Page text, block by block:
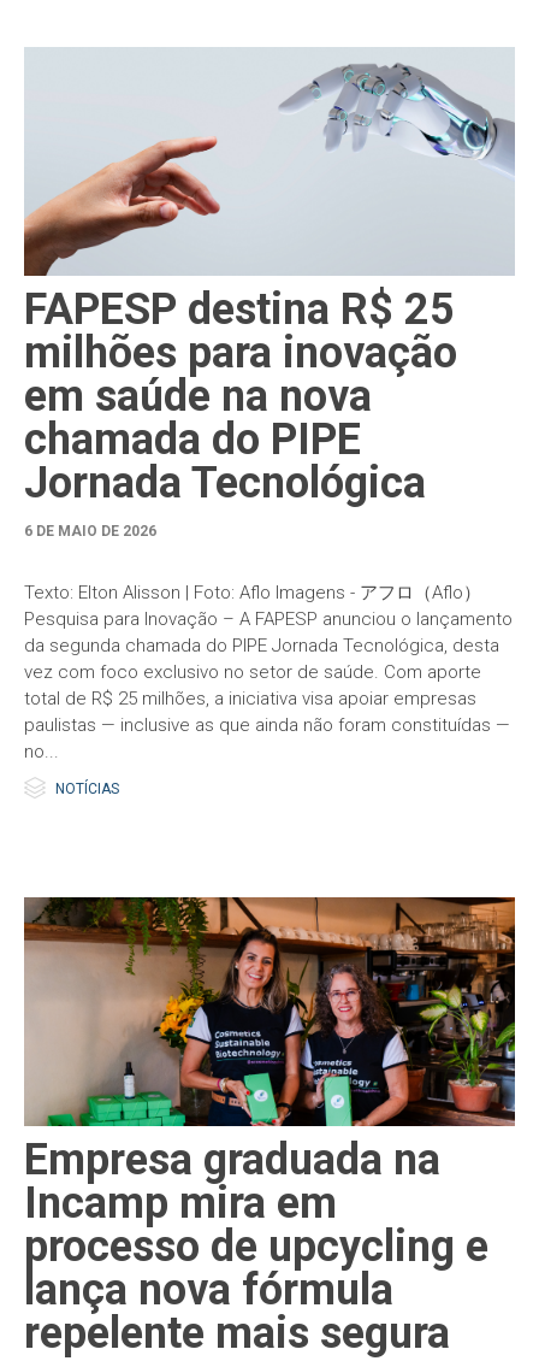
FAPESP destina R$ 25
milhões para inovação
em saúde na nova
chamada do PIPE
Jornada Tecnológica
6 DE MAIO DE 2026
Texto: Elton Alisson | Foto: Aflo Imagens - アフロ（Aflo）
Pesquisa para Inovação – A FAPESP anunciou o lançamento
da segunda chamada do PIPE Jornada Tecnológica, desta
vez com foco exclusivo no setor de saúde. Com aporte
total de R$ 25 milhões, a iniciativa visa apoiar empresas
paulistas — inclusive as que ainda não foram constituídas —
no...
 Category
NOTÍCIAS
Empresa graduada na
Incamp mira em
processo de upcycling e
lança nova fórmula
repelente mais segura